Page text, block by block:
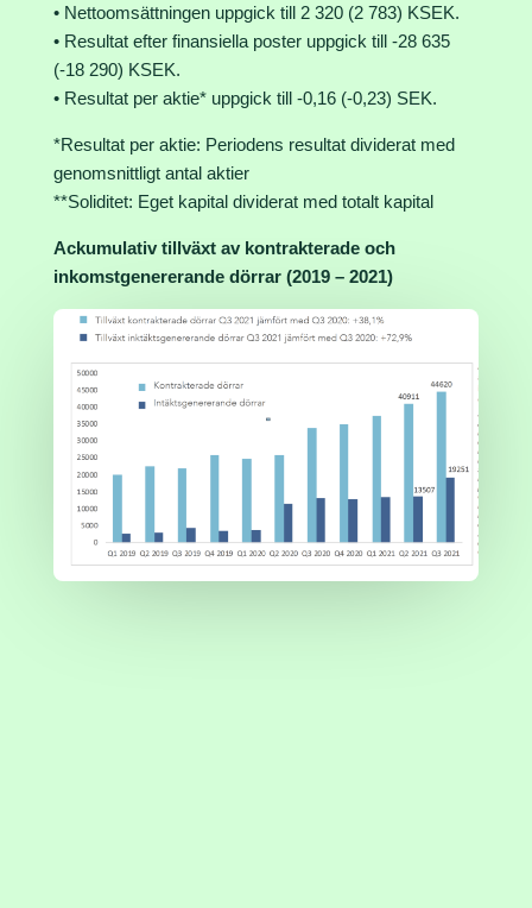
• Nettoomsättningen uppgick till 2 320 (2 783) KSEK.
• Resultat efter finansiella poster uppgick till -28 635
(-18 290) KSEK.
• Resultat per aktie* uppgick till -0,16 (-0,23) SEK.
*Resultat per aktie: Periodens resultat dividerat med
genomsnittligt antal aktier
**Soliditet: Eget kapital dividerat med totalt kapital
Ackumulativ tillväxt av kontrakterade och
inkomstgenererande dörrar (2019 – 2021)